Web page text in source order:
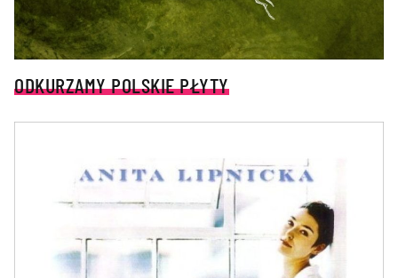
ODKURZAMY POLSKIE PŁYTY